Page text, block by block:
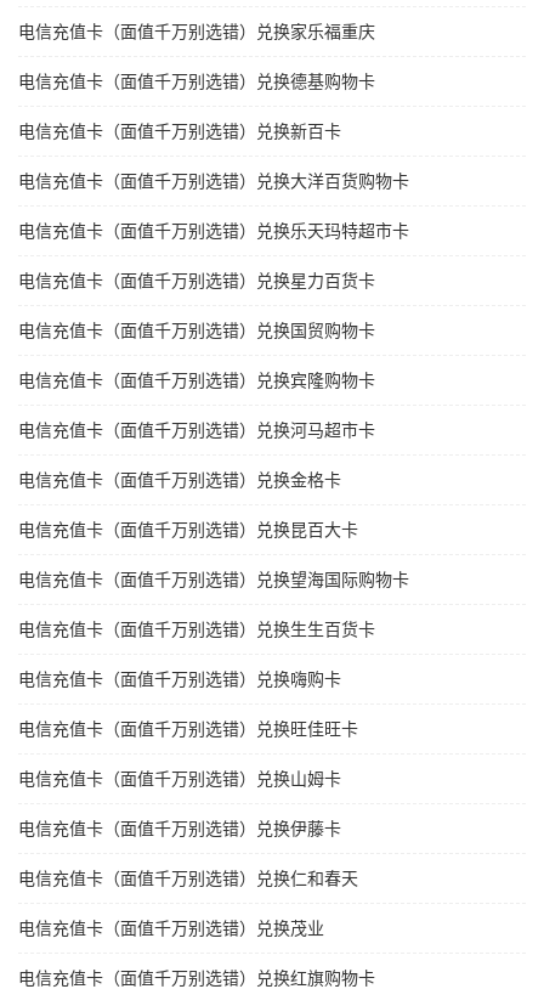
电信充值卡（面值千万别选错）兑换家乐福重庆
电信充值卡（面值千万别选错）兑换德基购物卡
电信充值卡（面值千万别选错）兑换新百卡
电信充值卡（面值千万别选错）兑换大洋百货购物卡
电信充值卡（面值千万别选错）兑换乐天玛特超市卡
电信充值卡（面值千万别选错）兑换星力百货卡
电信充值卡（面值千万别选错）兑换国贸购物卡
电信充值卡（面值千万别选错）兑换宾隆购物卡
电信充值卡（面值千万别选错）兑换河马超市卡
电信充值卡（面值千万别选错）兑换金格卡
电信充值卡（面值千万别选错）兑换昆百大卡
电信充值卡（面值千万别选错）兑换望海国际购物卡
电信充值卡（面值千万别选错）兑换生生百货卡
电信充值卡（面值千万别选错）兑换嗨购卡
电信充值卡（面值千万别选错）兑换旺佳旺卡
电信充值卡（面值千万别选错）兑换山姆卡
电信充值卡（面值千万别选错）兑换伊藤卡
电信充值卡（面值千万别选错）兑换仁和春天
电信充值卡（面值千万别选错）兑换茂业
电信充值卡（面值千万别选错）兑换红旗购物卡